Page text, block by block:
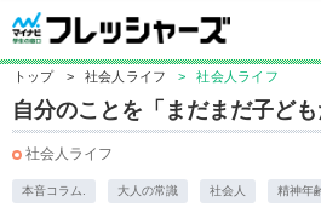
トップ > 社会人ライフ > 社会人ライフ
自分のことを「まだまだ子ど
社会人ライフ
本音コラム. 大人の常識 社会人 精神年